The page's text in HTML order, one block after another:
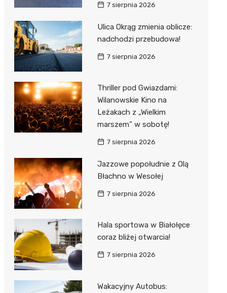
7 sierpnia 2026
Ulica Okrąg zmienia oblicze:
nadchodzi przebudowa!
7 sierpnia 2026
Thriller pod Gwiazdami:
Wilanowskie Kino na
Leżakach z „Wielkim
marszem” w sobotę!
7 sierpnia 2026
Jazzowe popołudnie z Olą
Błachno w Wesołej
7 sierpnia 2026
Hala sportowa w Białołęce
coraz bliżej otwarcia!
7 sierpnia 2026
Wakacyjny Autobus: